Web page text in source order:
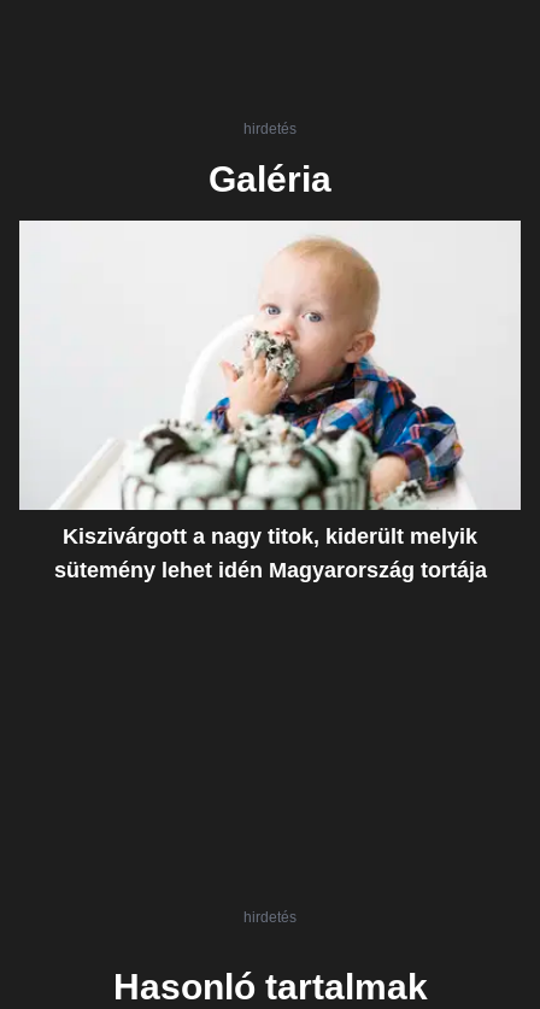
hirdetés
Galéria
Kiszivárgott a nagy titok, kiderült melyik
sütemény lehet idén Magyarország tortája
hirdetés
Hasonló tartalmak